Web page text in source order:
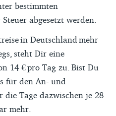
bestimmten
abgesetzt werden.
in Deutschland mehr
steht Dir eine
14 € pro Tag zu. Bist Du
für den An- und
die Tage dazwischen je 28
mehr.